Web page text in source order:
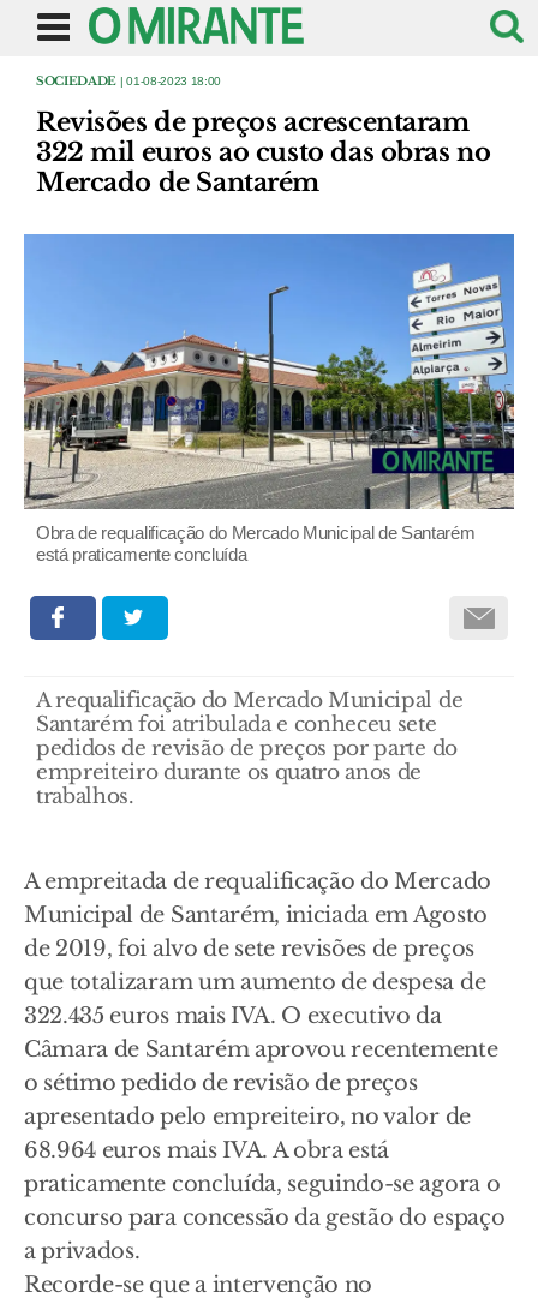
SOCIEDADE | 01-08-2023 18:00
Revisões de preços acrescentaram
322 mil euros ao custo das obras no
Mercado de Santarém
Obra de requalificação do Mercado Municipal de Santarém
está praticamente concluída
A requalificação do Mercado Municipal de
Santarém foi atribulada e conheceu sete
pedidos de revisão de preços por parte do
empreiteiro durante os quatro anos de
trabalhos.
A empreitada de requalificação do Mercado
Municipal de Santarém, iniciada em Agosto
de 2019, foi alvo de sete revisões de preços
que totalizaram um aumento de despesa de
322.435 euros mais IVA. O executivo da
Câmara de Santarém aprovou recentemente
o sétimo pedido de revisão de preços
apresentado pelo empreiteiro, no valor de
68.964 euros mais IVA. A obra está
praticamente concluída, seguindo-se agora o
concurso para concessão da gestão do espaço
a privados.
Recorde-se que a intervenção no